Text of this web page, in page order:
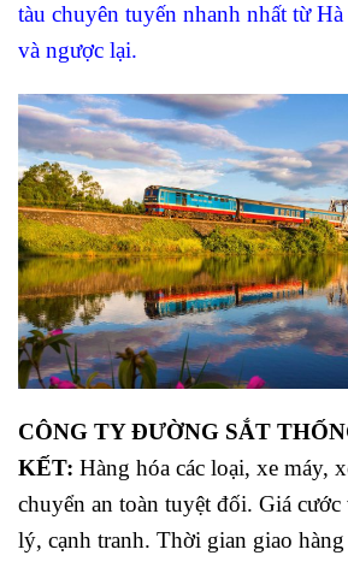
tàu chuyên tuyến nhanh nhất từ
và ngược lại.
CÔNG TY ĐƯỜNG SẮT
KẾT: Hàng hóa các loại, xe máy,
chuyển an toàn tuyệt đối. Giá
lý, cạnh tranh. Thời gian giao